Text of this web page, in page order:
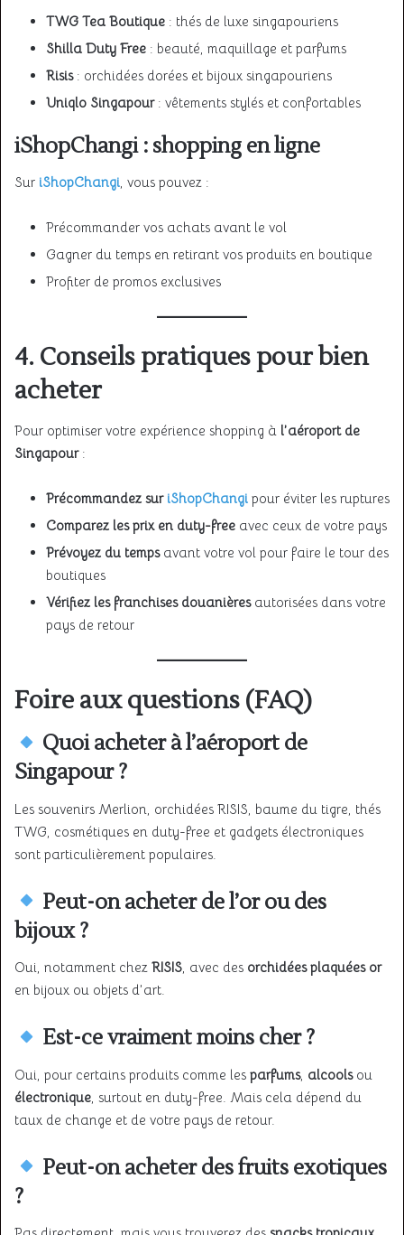
TWG Tea Boutique : thés de luxe singapouriens
Shilla Duty Free : beauté, maquillage et parfums
Risis: orchidées dorées et bijoux singapouriens
Uniqlo Singapour: vêtements stylés et confortables
iShopChangi : shopping en ligne
Sur iShopChangi, vous pouvez :
Précommander vos achats avant le vol
Gagner du temps en retirant vos produits en boutique
Profiter de promos exclusives
4. Conseils pratiques pour bien
acheter
Pour optimiser votre expérience shopping à l’aéroport de
Singapour:
Précommandez sur iShopChangi pour éviter les ruptures
Comparez les prix en duty-free avec ceux de votre pays
Prévoyez du tempsavant votre vol pour faire le tour des
boutiques
Vérifiez les franchises douanièresautorisées dans votre
pays de retour
Foire aux questions (FAQ)
Quoi acheter à l’aéroport de
Singapour ?
Les souvenirs Merlion, orchidées RISIS, baume du tigre, thés
TWG, cosmétiques en duty-free et gadgets électroniques
sont particulièrement populaires.
Peut-on acheter de l’or ou des
bijoux ?
Oui, notamment chez RISIS, avec des orchidées plaquées or
en bijoux ou objets d’art.
Est-ce vraiment moins cher ?
Oui, pour certains produits comme les parfums, alcoolsou
électronique, surtout en duty-free. Mais cela dépend du
taux de change et de votre pays de retour.
Peut-on acheter des fruits exotiques
?